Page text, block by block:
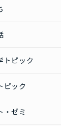
トピック
ピック
・ゼミ